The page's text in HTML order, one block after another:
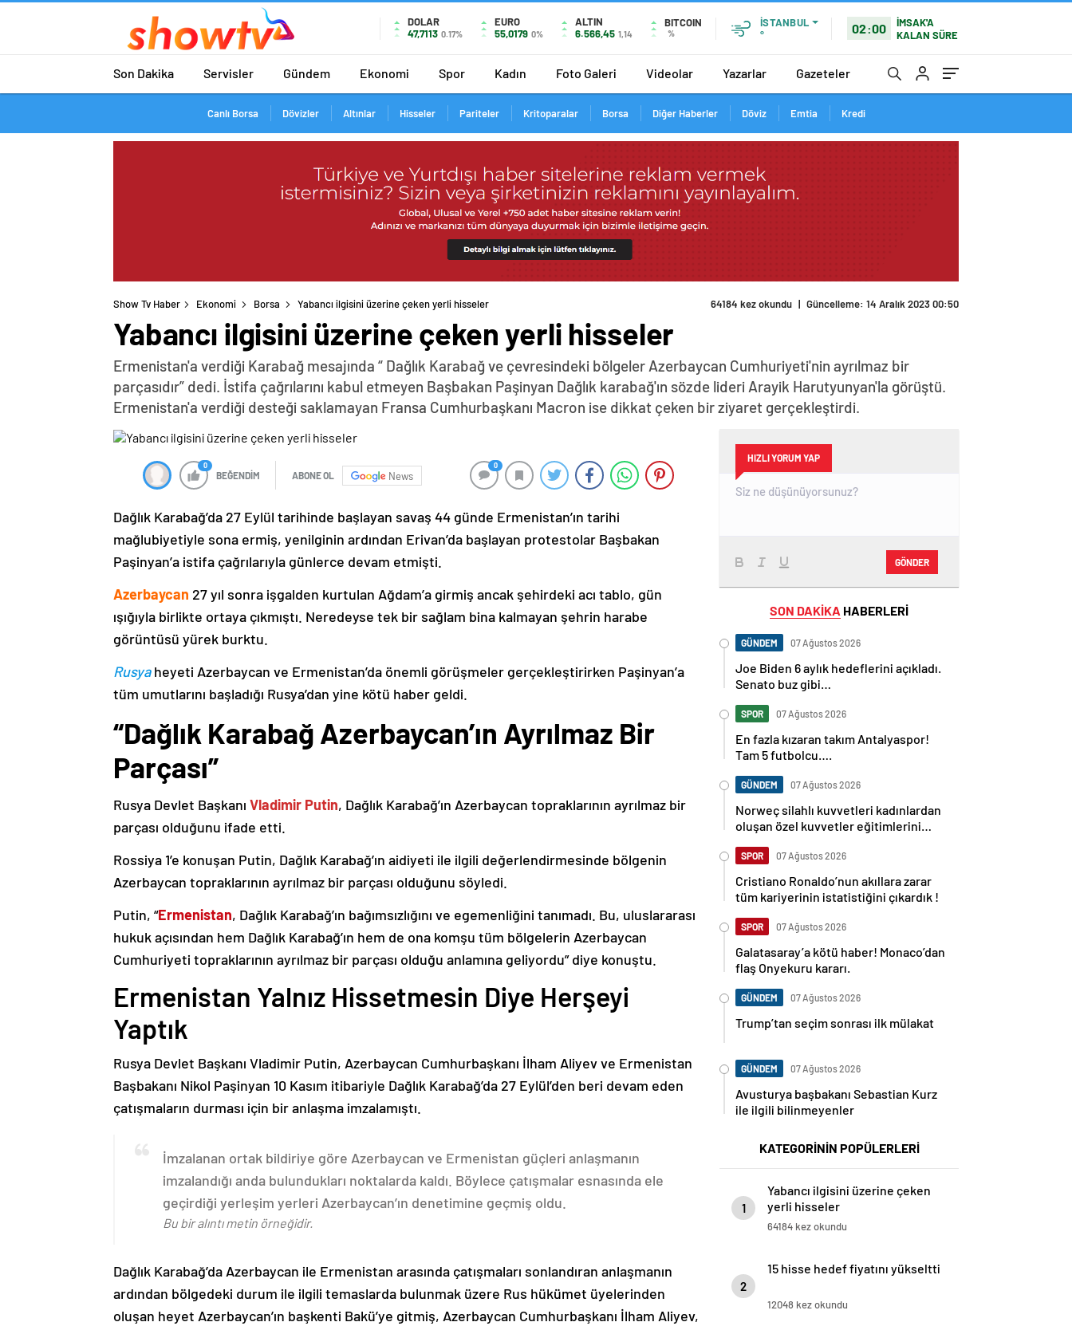
DOLAR
47,7113 0.17%
EURO
55,0179 0%
ALTIN
6.566,45 1,14
BITCOIN
%
İSTANBUL
°
02:00
İMSAK'A
KALAN SÜRE
Son Dakika Servisler Gündem Ekonomi Spor Kadın Foto Galeri Videolar Yazarlar Gazeteler
Canlı Borsa Dövizler Altınlar Hisseler Pariteler Kritoparalar Borsa Diğer Haberler Döviz Emtia Kredi
Show Tv Haber Ekonomi Borsa Yabancı ilgisini üzerine çeken yerli hisseler 64184 kez okundu | Güncelleme: 14 Aralık 2023 00:50
Yabancı ilgisini üzerine çeken yerli hisseler
Ermenistan'a verdiği Karabağ mesajında “ Dağlık Karabağ ve çevresindeki bölgeler Azerbaycan Cumhuriyeti'nin ayrılmaz bir
parçasıdır” dedi. İstifa çağrılarını kabul etmeyen Başbakan Paşinyan Dağlık karabağ'ın sözde lideri Arayik Harutyunyan'la görüştü.
Ermenistan'a verdiği desteği saklamayan Fransa Cumhurbaşkanı Macron ise dikkat çeken bir ziyaret gerçekleştirdi.
0
BEĞENDİM ABONE OL News
0
Dağlık Karabağ’da 27 Eylül tarihinde başlayan savaş 44 günde Ermenistan’ın tarihi
mağlubiyetiyle sona ermiş, yenilginin ardından Erivan’da başlayan protestolar Başbakan
Paşinyan’a istifa çağrılarıyla günlerce devam etmişti.
Azerbaycan 27 yıl sonra işgalden kurtulan Ağdam’a girmiş ancak şehirdeki acı tablo, gün
ışığıyla birlikte ortaya çıkmıştı. Neredeyse tek bir sağlam bina kalmayan şehrin harabe
görüntüsü yürek burktu.
Rusyaheyeti Azerbaycan ve Ermenistan’da önemli görüşmeler gerçekleştirirken Paşinyan’a
tüm umutlarını başladığı Rusya’dan yine kötü haber geldi.
“Dağlık Karabağ Azerbaycan’ın Ayrılmaz Bir
Parçası”
Rusya Devlet Başkanı Vladimir Putin, Dağlık Karabağ’ın Azerbaycan topraklarının ayrılmaz bir
parçası olduğunu ifade etti.
Rossiya 1’e konuşan Putin, Dağlık Karabağ’ın aidiyeti ile ilgili değerlendirmesinde bölgenin
Azerbaycan topraklarının ayrılmaz bir parçası olduğunu söyledi.
Putin, “Ermenistan, Dağlık Karabağ’ın bağımsızlığını ve egemenliğini tanımadı. Bu, uluslararası
hukuk açısından hem Dağlık Karabağ’ın hem de ona komşu tüm bölgelerin Azerbaycan
Cumhuriyeti topraklarının ayrılmaz bir parçası olduğu anlamına geliyordu” diye konuştu.
Ermenistan Yalnız Hissetmesin Diye Herşeyi
Yaptık
Rusya Devlet Başkanı Vladimir Putin, Azerbaycan Cumhurbaşkanı İlham Aliyev ve Ermenistan
Başbakanı Nikol Paşinyan 10 Kasım itibariyle Dağlık Karabağ’da 27 Eylül’den beri devam eden
çatışmaların durması için bir anlaşma imzalamıştı.
İmzalanan ortak bildiriye göre Azerbaycan ve Ermenistan güçleri anlaşmanın
imzalandığı anda bulundukları noktalarda kaldı. Böylece çatışmalar esnasında ele
geçirdiği yerleşim yerleri Azerbaycan’ın denetimine geçmiş oldu.
Bu bir alıntı metin örneğidir.
Dağlık Karabağ’da Azerbaycan ile Ermenistan arasında çatışmaları sonlandıran anlaşmanın
ardından bölgedeki durum ile ilgili temaslarda bulunmak üzere Rus hükümet üyelerinden
oluşan heyet Azerbaycan’ın başkenti Bakü’ye gitmiş, Azerbaycan Cumhurbaşkanı İlham Aliyev,
HIZLI YORUM YAP
GÖNDER
SON DAKİKA HABERLERİ
GÜNDEM 07 Ağustos 2026
Joe Biden 6 aylık hedeflerini açıkladı.
Senato buz gibi…
SPOR 07 Ağustos 2026
En fazla kızaran takım Antalyaspor!
Tam 5 futbolcu….
GÜNDEM 07 Ağustos 2026
Norweç silahlı kuvvetleri kadınlardan
oluşan özel kuvvetler eğitimlerini
SPOR 07 Ağustos 2026
Cristiano Ronaldo’nun akıllara zarar
tüm kariyerinin istatistiğini çıkardık !
SPOR 07 Ağustos 2026
Galatasaray’a kötü haber! Monaco’dan
flaş Onyekuru kararı.
GÜNDEM 07 Ağustos 2026
Trump’tan seçim sonrası ilk mülakat
GÜNDEM 07 Ağustos 2026
Avusturya başbakanı Sebastian Kurz
ile ilgili bilinmeyenler
KATEGORİNİN POPÜLERLERİ
1
Yabancı ilgisini üzerine çeken
yerli hisseler
64184 kez okundu
2
15 hisse hedef fiyatını yükseltti
12048 kez okundu